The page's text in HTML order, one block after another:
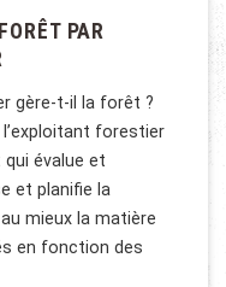
PAR
gère-t-il la forêt ?
forestier
évalue et
et planifie la
mieux la matière
en fonction des